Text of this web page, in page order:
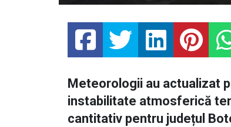
Meteorologii au actualizat
instabilitate atmosferică
cantitativ pentru județul